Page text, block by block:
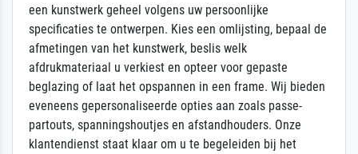
een kunstwerk geheel volgens uw persoonlijke
specificaties te ontwerpen. Kies een omlijsting, bepaal de
afmetingen van het kunstwerk, beslis welk
afdrukmateriaal u verkiest en opteer voor gepaste
beglazing of laat het opspannen in een frame. Wij bieden
eveneens gepersonaliseerde opties aan zoals passe-
partouts, spanningshoutjes en afstandhouders. Onze
klantendienst staat klaar om u te begeleiden bij het